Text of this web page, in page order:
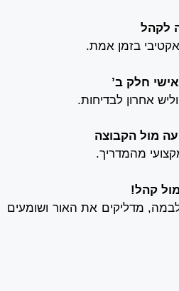
בזמן אמת.
אחרון לבדיחות.
מהמדריך.
מדליקים את האור ושומעים